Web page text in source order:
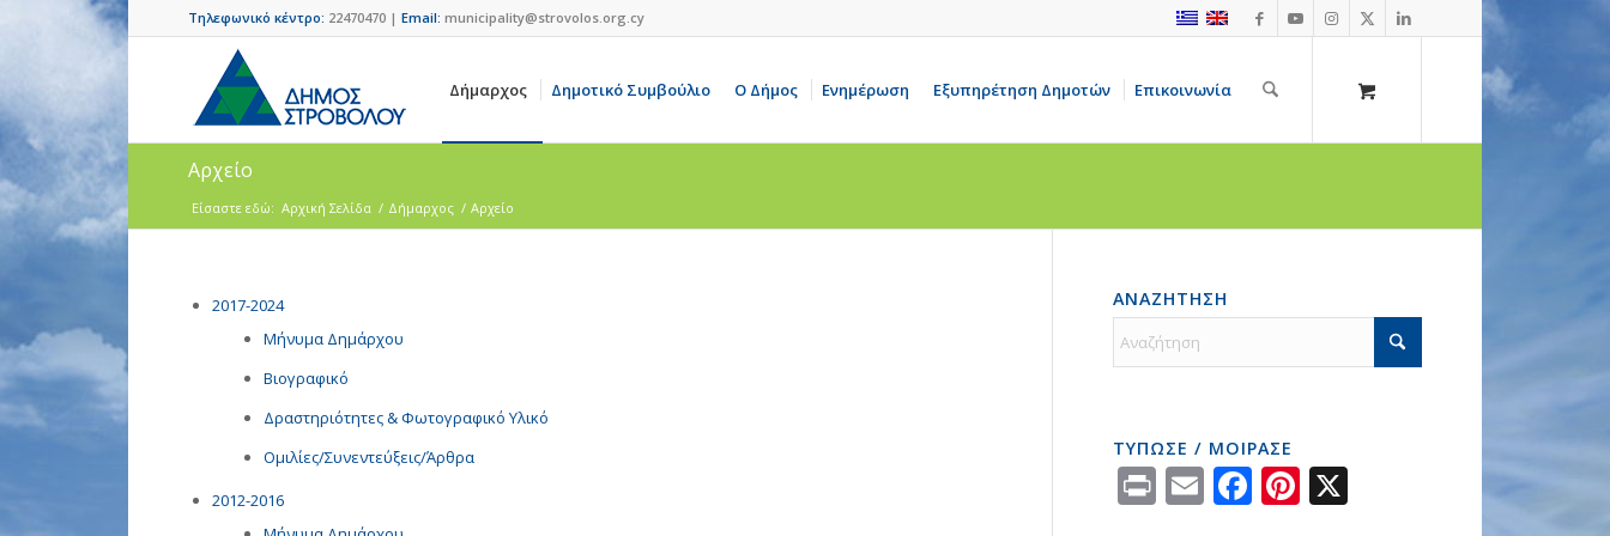
Τηλεφωνικό κέντρο: 22470470 | Email: municipality@strovolos.org.cy
Δήμαρχος Δημοτικό Συμβούλιο Ο Δήμος Ενημέρωση Εξυπηρέτηση Δημοτών Επικοινωνία
Αρχείο
Είσαστε εδώ: Αρχική Σελίδα / Δήμαρχος / Αρχείο
2017-2024
Μήνυμα Δημάρχου
Βιογραφικό
Δραστηριότητες & Φωτογραφικό Υλικό
Ομιλίες/Συνεντεύξεις/Άρθρα
2012-2016
ΑΝΑΖΗΤΗΣΗ
ΤΥΠΩΣΕ / ΜΟΙΡΑΣΕ
PrintEmailFacebook
Pinterest